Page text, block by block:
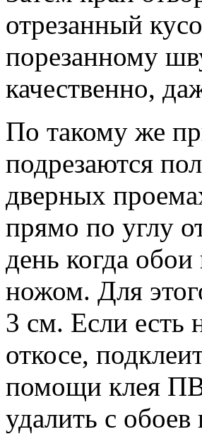
отрезанный
порезанному
качественно,
По такому же
подрезаются
дверных
прямо по углу
день когда
ножом. Для
3 см. Если есть
откосе,
помощи клея
удалить с